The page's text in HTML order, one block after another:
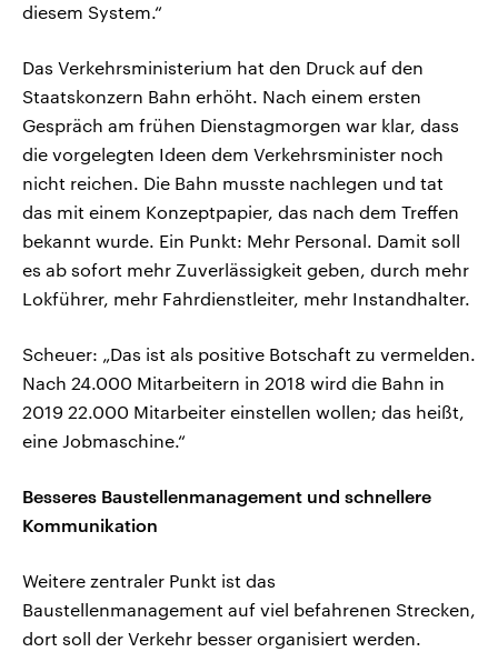
diesem System.“
Das Verkehrsministerium hat den Druck auf den
Staatskonzern Bahn erhöht. Nach einem ersten
Gespräch am frühen Dienstagmorgen war klar, dass
die vorgelegten Ideen dem Verkehrsminister noch
nicht reichen. Die Bahn musste nachlegen und tat
das mit einem Konzeptpapier, das nach dem Treffen
bekannt wurde. Ein Punkt: Mehr Personal. Damit soll
es ab sofort mehr Zuverlässigkeit geben, durch mehr
Lokführer, mehr Fahrdienstleiter, mehr Instandhalter.
Scheuer: „Das ist als positive Botschaft zu vermelden.
Nach 24.000 Mitarbeitern in 2018 wird die Bahn in
2019 22.000 Mitarbeiter einstellen wollen; das heißt,
eine Jobmaschine.“
Besseres Baustellenmanagement und schnellere
Kommunikation
Weitere zentraler Punkt ist das
Baustellenmanagement auf viel befahrenen Strecken,
dort soll der Verkehr besser organisiert werden.